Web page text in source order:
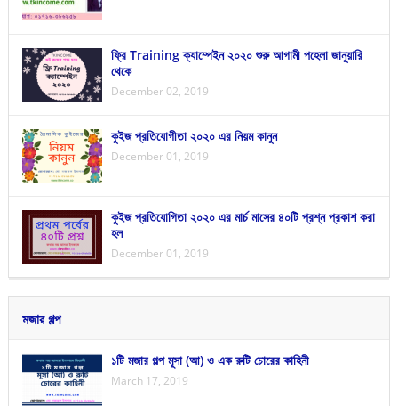
ফ্রি Training ক্যাম্পেইন ২০২০ শুরু আগামী পহেলা জানুয়ারি
থেকে
December 02, 2019
কুইজ প্রতিযোগীতা ২০২০ এর নিয়ম কানুন
December 01, 2019
কুইজ প্রতিযোগিতা ২০২০ এর মার্চ মাসের ৪০টি প্রশ্ন প্রকাশ করা
হল
December 01, 2019
মজার গল্প
১টি মজার গল্প মূসা (আ) ও এক রুটি চোরের কাহিনী
March 17, 2019